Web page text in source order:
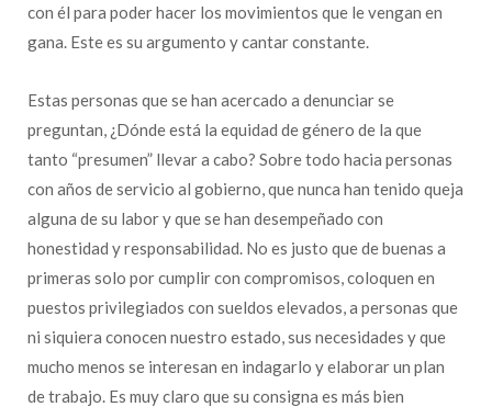
con él para poder hacer los movimientos que le vengan en
gana. Este es su argumento y cantar constante.
Estas personas que se han acercado a denunciar se
preguntan, ¿Dónde está la equidad de género de la que
tanto “presumen” llevar a cabo? Sobre todo hacia personas
con años de servicio al gobierno, que nunca han tenido queja
alguna de su labor y que se han desempeñado con
honestidad y responsabilidad. No es justo que de buenas a
primeras solo por cumplir con compromisos, coloquen en
puestos privilegiados con sueldos elevados, a personas que
ni siquiera conocen nuestro estado, sus necesidades y que
mucho menos se interesan en indagarlo y elaborar un plan
de trabajo. Es muy claro que su consigna es más bien